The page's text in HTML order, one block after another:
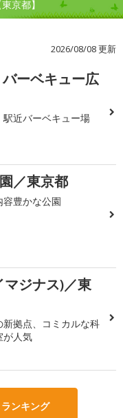
京都】
2026/08/08 更新
ーベキュー広
近バーベキュー場
／東京都
豊かな公園
ジナス)／東
拠点、コミカルな科
が人気
ンキング